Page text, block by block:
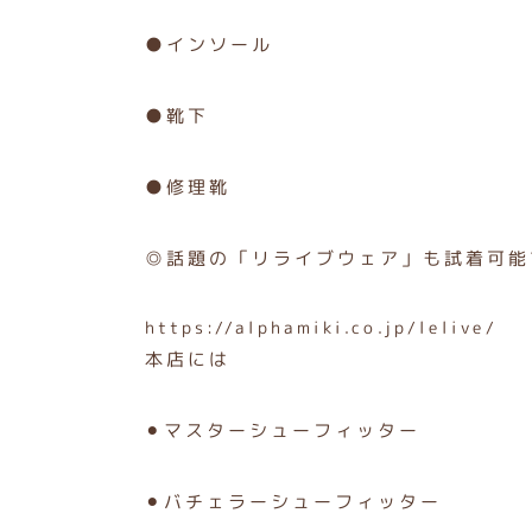
●インソール
●靴下
●修理靴
◎話題の「リライブウェア」も試着可
https://alphamiki.co.jp/lelive/
本店には
⚫︎マスターシューフィッター
⚫︎バチェラーシューフィッター